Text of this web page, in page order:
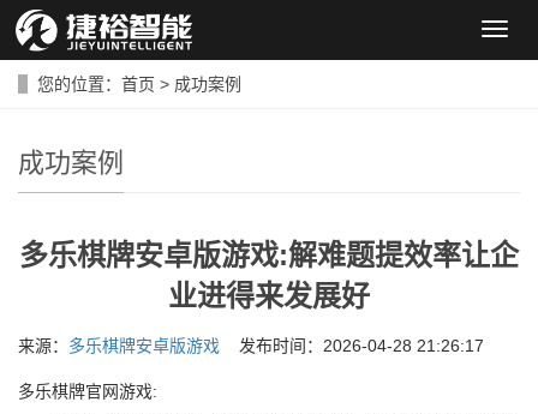
导
您的位置： 首页 > 成功案例
成功案例
多乐棋牌安卓版游戏:解难题提效率让企
业进得来发展好
来源： 多乐棋牌安卓版游戏 发布时间：2026-04-28 21:26:17
多乐棋牌官网游戏: